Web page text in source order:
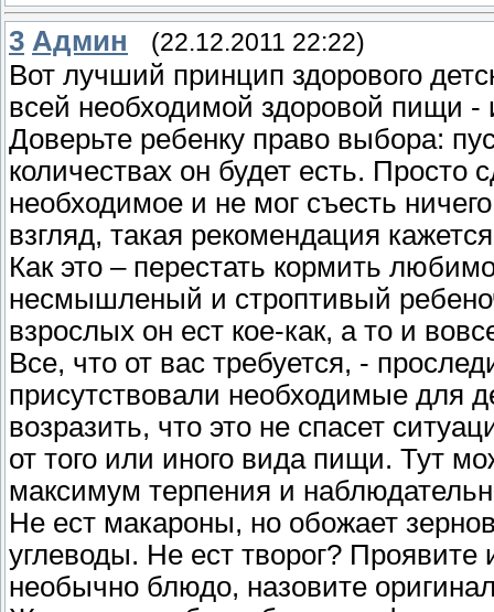
3 Админ (22.12.2011 22:22)
Вот лучший принцип здорового
всей необходимой здоровой пищи -
Доверьте ребенку право выбора:
количествах он будет есть. Просто
необходимое и не мог съесть
взгляд, такая рекомендация
Как это – перестать кормить
несмышленый и строптивый
взрослых он ест кое-как, а то и
Все, что от вас требуется, -
присутствовали необходимые для
возразить, что это не спасет
от того или иного вида пищи. Тут
максимум терпения и
Не ест макароны, но обожает
углеводы. Не ест творог?
необычно блюдо, назовите